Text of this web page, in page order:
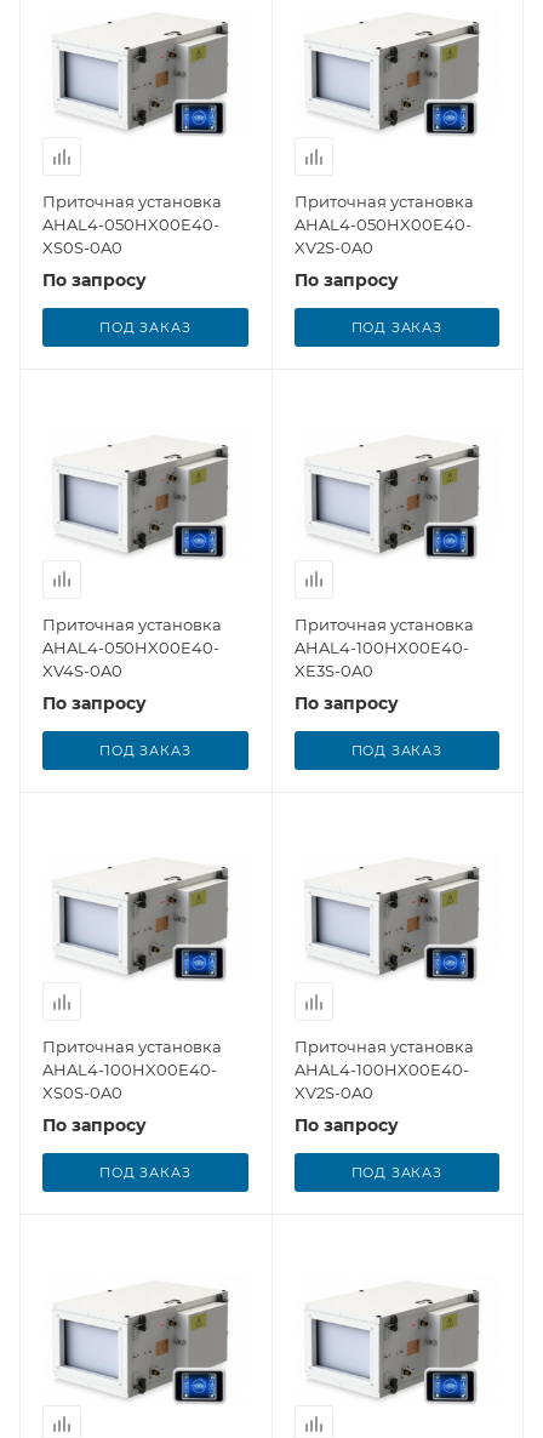
Приточная установка
AHAL4-050HX00E40-
XS0S-0A0
По запросу
ПОД ЗАКАЗ
Приточная установка
AHAL4-050HX00E40-
XV2S-0A0
По запросу
ПОД ЗАКАЗ
Приточная установка
AHAL4-050HX00E40-
XV4S-0A0
По запросу
ПОД ЗАКАЗ
Приточная установка
AHAL4-100HX00E40-
XE3S-0A0
По запросу
ПОД ЗАКАЗ
Приточная установка
AHAL4-100HX00E40-
XS0S-0A0
По запросу
ПОД ЗАКАЗ
Приточная установка
AHAL4-100HX00E40-
XV2S-0A0
По запросу
ПОД ЗАКАЗ